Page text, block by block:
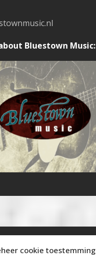
cookie toestemming
Bluestown Music: